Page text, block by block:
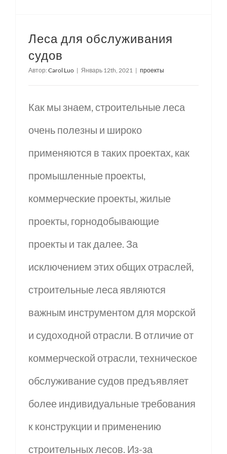
Леса для обслуживания
судов
Автор: Carol Luo | Январь 12th, 2021 | проекты
Как мы знаем, строительные леса
очень полезны и широко
применяются в таких проектах, как
промышленные проекты,
коммерческие проекты, жилые
проекты, горнодобывающие
проекты и так далее. За
исключением этих общих отраслей,
строительные леса являются
важным инструментом для морской
и судоходной отрасли. В отличие от
коммерческой отрасли, техническое
обслуживание судов предъявляет
более индивидуальные требования
к конструкции и применению
строительных лесов. Из-за